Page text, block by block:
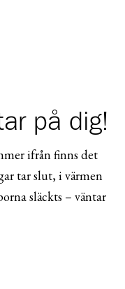
på dig!
ifrån finns det
tar slut, i värmen
släckts – väntar